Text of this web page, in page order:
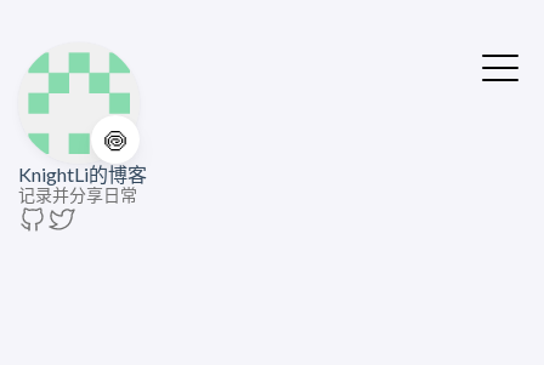
🍥
KnightLi的博客
记录并分享日常